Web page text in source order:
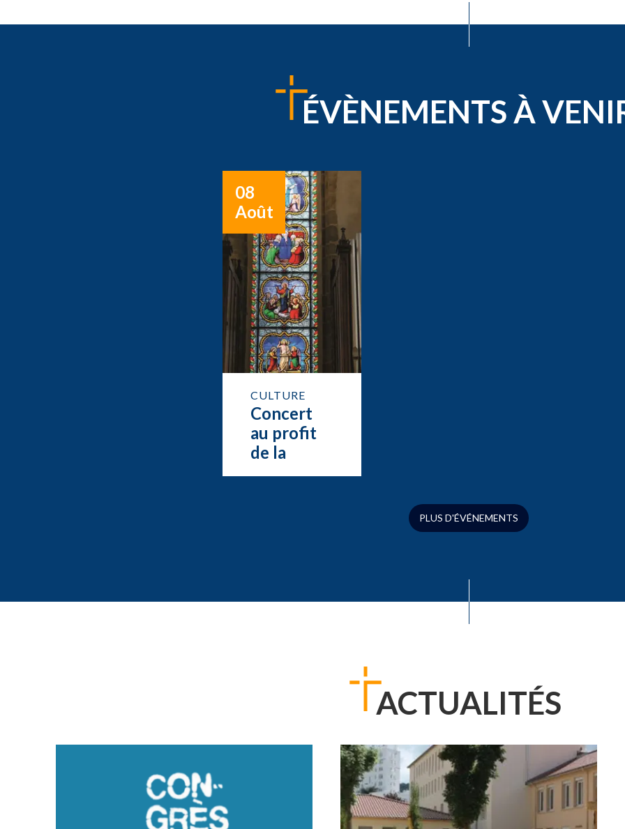
ÉVÈNEMENTS À
08
Août
CULTURE
Concert
au profit
de la
restauration
PLUS D'ÉVÉNEMENTS
ACTUALITÉS